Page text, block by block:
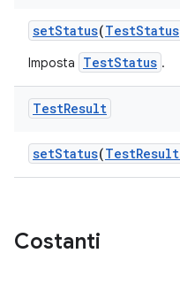
setStatus(TestStatus
Imposta TestStatus .
TestResult
setStatus(TestResult
Costanti